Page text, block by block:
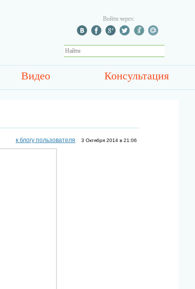
Войти через:
Видео Консультация
к блогу пользователя 3 Октября 2014 в 21:06